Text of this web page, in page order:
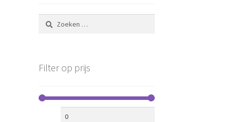
Zoeken
naar:
Filter op prijs
Min.